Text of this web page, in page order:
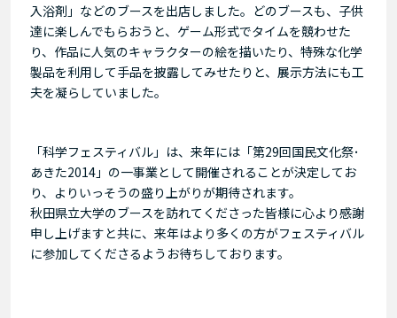
入浴剤」などのブースを出店しました。どのブースも、子供
達に楽しんでもらおうと、ゲーム形式でタイムを競わせた
り、作品に人気のキャラクターの絵を描いたり、特殊な化学
製品を利用して手品を披露してみせたりと、展示方法にも工
夫を凝らしていました。
「科学フェスティバル」は、来年には「第29回国民文化祭･
あきた2014」の一事業として開催されることが決定してお
り、よりいっそうの盛り上がりが期待されます。
秋田県立大学のブースを訪れてくださった皆様に心より感謝
申し上げますと共に、来年はより多くの方がフェスティバル
に参加してくださるようお待ちしております。